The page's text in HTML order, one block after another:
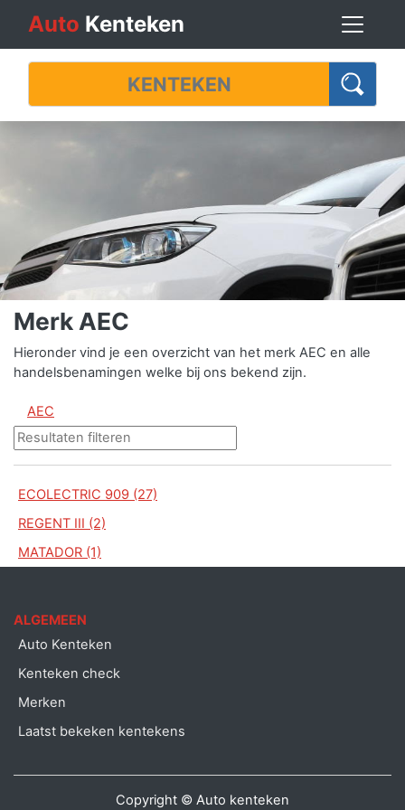
Auto Kenteken
Merk AEC
Hieronder vind je een overzicht van het merk AEC en alle
handelsbenamingen welke bij ons bekend zijn.
AEC
ECOLECTRIC 909 (27)
REGENT III (2)
MATADOR (1)
ALGEMEEN
Auto Kenteken
Kenteken check
Merken
Laatst bekeken kentekens
Copyright © Auto kenteken